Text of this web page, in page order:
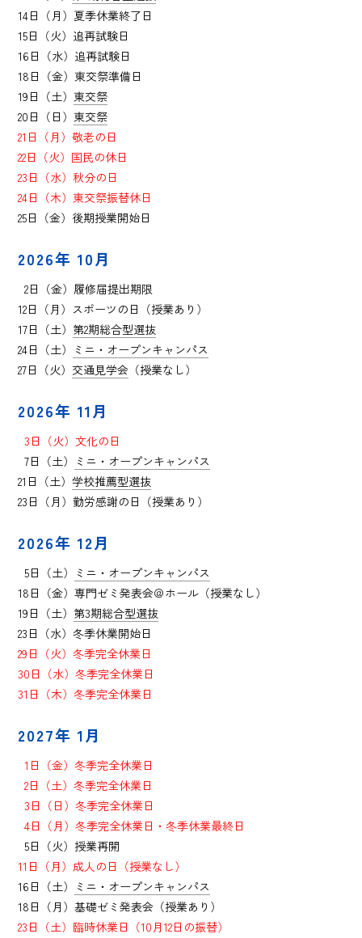
14日（月）夏季休業終了日
15日（火）追再試験日
16日（水）追再試験日
18日（金）東交祭準備日
19日（土） 東交祭
20日（日） 東交祭
21日（月）敬老の日
22日（火）国民の休日
23日（水）秋分の日
24日（木）東交祭振替休日
25日（金）後期授業開始日
2026年 10月
2日（金）履修届提出期限
12日（月）スポーツの日（授業あり）
17日（土） 第2期総合型選抜
24日（土）
ミニ・オープンキャンパス
27日（火） 交通見学会 （授業なし）
2026年 11月
3日（火）文化の日
7日（土）
ミニ・オープンキャンパス
21日（土） 学校推薦型選抜
23日（月）勤労感謝の日（授業あり）
2026年 12月
5日（土）
ミニ・オープンキャンパス
18日（金）専門ゼミ発表会＠ホール（授業なし）
19日（土） 第3期総合型選抜
23日（水）冬季休業開始日
29日（火）冬季完全休業日
30日（水）冬季完全休業日
31日（木）冬季完全休業日
2027年 1月
1日（金）冬季完全休業日
2日（土）冬季完全休業日
3日（日）冬季完全休業日
4日（月）冬季完全休業日・冬季休業最終日
5日（火）授業再開
11日（月）成人の日（授業なし）
16日（土）
ミニ・オープンキャンパス
18日（月）基礎ゼミ発表会（授業あり）
23日（土）臨時休業日（10月12日の振替）